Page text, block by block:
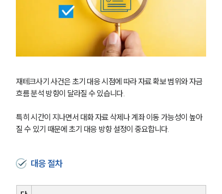
오시는 길
재테크사기 사건은 초기 대응 시점에 따라 자료 확보 범위와 자금
흐름 분석 방향이 달라질 수 있습니다.
특히 시간이 지나면서 대화 자료 삭제나 계좌 이동 가능성이 높아
질 수 있기 때문에 초기 대응 방향 설정이 중요합니다.
대응 절차